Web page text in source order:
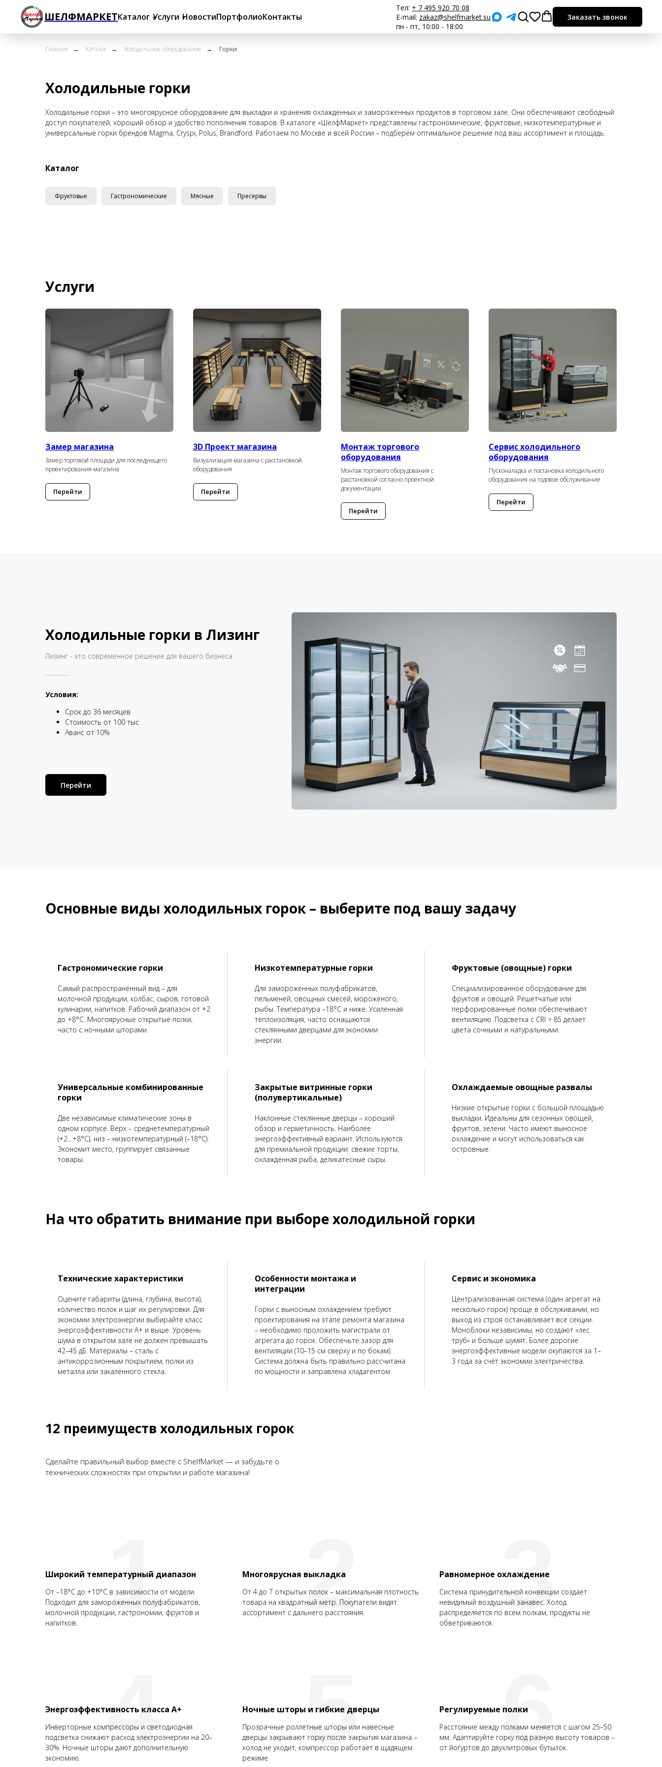
ШЕЛФМАРКЕТКаталог Услуги НовостиПортфолиоКонтакты
Тел: + 7 495 920 70 08
E-mail: zakaz@shelfmarket.su
пн - пт, 10:00 - 18:00
Заказать звонок
Главная → Каталог → Холодильное оборудование → Горки
Холодильные горки
Холодильные горки – это многоярусное оборудование для выкладки и хранения охлаждённых и замороженных продуктов в торговом зале. Они обеспечивают свободный
доступ покупателей, хороший обзор и удобство пополнения товаров. В каталоге «ШелфМаркет» представлены гастрономические, фруктовые, низкотемпературные и
универсальные горки брендов Magma, Cryspi, Polus, Brandford. Работаем по Москве и всей России – подберём оптимальное решение под ваш ассортимент и площадь.
Каталог
Фруктовые Гастрономические Мясные Пресервы
Услуги
Замер магазина
Замер торговой площади для последующего
проектирования магазина
Перейти
3D Проект магазина
Визуализация магазина с расстановкой
оборудования
Перейти
Монтаж торгового
оборудования
Монтаж торгового оборудования с
расстановкой согласно проектной
документации
Перейти
Сервис холодильного
оборудования
Пусконаладка и постановка холодильного
оборудования на годовое обслуживание
Перейти
Холодильные горки в Лизинг
Лизинг - это современное решение для вашего бизнеса
Условия:
Срок до 36 месяцев
Стоимость от 100 тыс
Аванс от 10%
Перейти
Основные виды холодильных горок – выберите под вашу задачу
Гастрономические горки
Самый распространённый вид – для
молочной продукции, колбас, сыров, готовой
кулинарии, напитков. Рабочий диапазон от +2
до +8°C. Многоярусные открытые полки,
часто с ночными шторами.
Низкотемпературные горки
Для замороженных полуфабрикатов,
пельменей, овощных смесей, мороженого,
рыбы. Температура –18°C и ниже. Усиленная
теплоизоляция, часто оснащаются
стеклянными дверцами для экономии
энергии.
Фруктовые (овощные) горки
Специализированное оборудование для
фруктов и овощей. Решётчатые или
перфорированные полки обеспечивают
вентиляцию. Подсветка с CRI > 85 делает
цвета сочными и натуральными.
Универсальные комбинированные
горки
Две независимые климатические зоны в
одном корпусе. Верх – среднетемпературный
(+2…+8°C), низ – низкотемпературный (–18°C).
Экономит место, группирует связанные
товары.
Закрытые витринные горки
(полувертикальные)
Наклонные стеклянные дверцы – хороший
обзор и герметичность. Наиболее
энергоэффективный вариант. Используются
для премиальной продукции: свежие торты,
охлаждённая рыба, деликатесные сыры.
Охлаждаемые овощные развалы
Низкие открытые горки с большой площадью
выкладки. Идеальны для сезонных овощей,
фруктов, зелени. Часто имеют выносное
охлаждение и могут использоваться как
островные.
На что обратить внимание при выборе холодильной горки
Технические характеристики
Оцените габариты (длина, глубина, высота),
количество полок и шаг их регулировки. Для
экономии электроэнергии выбирайте класс
энергоэффективности А+ и выше. Уровень
шума в открытом зале не должен превышать
42–45 дБ. Материалы – сталь с
антикоррозионным покрытием, полки из
металла или закалённого стекла.
Особенности монтажа и
интеграции
Горки с выносным охлаждением требуют
проектирования на этапе ремонта магазина
– необходимо проложить магистрали от
агрегата до горок. Обеспечьте зазор для
вентиляции (10–15 см сверху и по бокам).
Система должна быть правильно рассчитана
по мощности и заправлена хладагентом.
Сервис и экономика
Централизованная система (один агрегат на
несколько горок) проще в обслуживании, но
выход из строя останавливает все секции.
Моноблоки независимы, но создают «лес
труб» и больше шумят. Более дорогие
энергоэффективные модели окупаются за 1–
3 года за счёт экономии электричества.
12 преимуществ холодильных горок
Сделайте правильный выбор вместе с ShelfMarket — и забудьте о
технических сложностях при открытии и работе магазина!
Широкий температурный диапазон
От –18°C до +10°C в зависимости от модели.
Подходит для замороженных полуфабрикатов,
молочной продукции, гастрономии, фруктов и
напитков.
1 Многоярусная выкладка
От 4 до 7 открытых полок – максимальная плотность
товара на квадратный метр. Покупатели видят
ассортимент с дальнего расстояния.
2 Равномерное охлаждение
Система принудительной конвекции создаёт
невидимый воздушный занавес. Холод
распределяется по всем полкам, продукты не
обветриваются.
3
Энергоэффективность класса А+
Инверторные компрессоры и светодиодная
подсветка снижают расход электроэнергии на 20–
30%. Ночные шторы дают дополнительную
экономию.
4 Ночные шторы и гибкие дверцы
Прозрачные роллетные шторы или навесные
дверцы закрывают горку после закрытия магазина –
холод не уходит, компрессор работает в щадящем
режиме.
5 Регулируемые полки
Расстояние между полками меняется с шагом 25–50
мм. Адаптируйте горку под разную высоту товаров –
от йогуртов до двухлитровых бутылок.
6